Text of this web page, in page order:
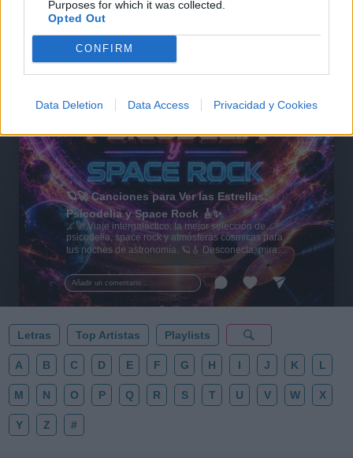
Purposes for which it was collected.
Opted Out
CONFIRM
Data Deletion Data Access Privacidad y Cookies
Añadir un comentario ...
🪐🚀 Canciones para Ver las Estrellas:
Psicodelia y Space Rock 🎸✨
🌌🚀 Viaje intergaláctico: la mejor selección de
psicodelia, space rock y atmósferas cósmicas para
tus noches de astronomía. 🪐🎸 Desconecta, mira
al firmamento y siente la gravedad cero. 💾 ¡Guarda
esta colección para tu próxima noche estrellada!
✨⭐
Letras Top Artistas Playlists
A B C D E F G H I J K L
M N O P Q R S T U V W X
Y Z #